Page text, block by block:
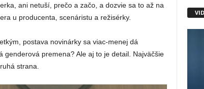
ani netuší, prečo a začo, a dozvie sa to až na
u producenta, scenáristu a režisérky.
postava novinárky sa viac-menej dá
premena? Ale aj to je detail. Najväčšie
strana.